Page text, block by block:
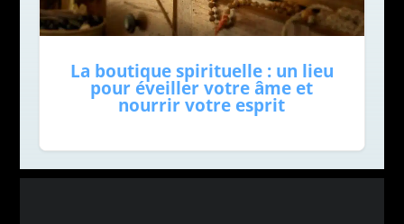
La boutique spirituelle : un lieu
pour éveiller votre âme et
nourrir votre esprit